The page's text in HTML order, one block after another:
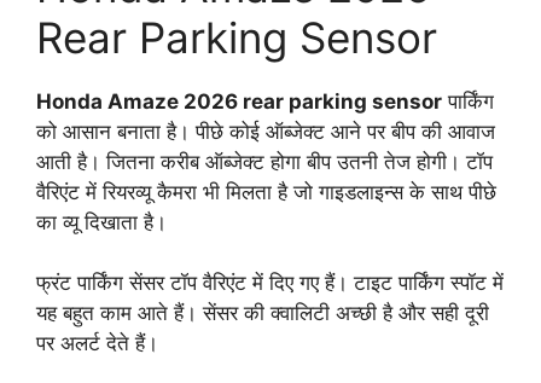
Rear Parking Sensor
Honda Amaze 2026 rear parking sensor पार्किंग
को आसान बनाता है। पीछे कोई ऑब्जेक्ट आने पर बीप की आवाज
आती है। जितना करीब ऑब्जेक्ट होगा बीप उतनी तेज होगी। टॉप
वैरिएंट में रियरव्यू कैमरा भी मिलता है जो गाइडलाइन्स के साथ पीछे
का व्यू दिखाता है।
फ्रंट पार्किंग सेंसर टॉप वैरिएंट में दिए गए हैं। टाइट पार्किंग स्पॉट में
यह बहुत काम आते हैं। सेंसर की क्वालिटी अच्छी है और सही दूरी
पर अलर्ट देते हैं।